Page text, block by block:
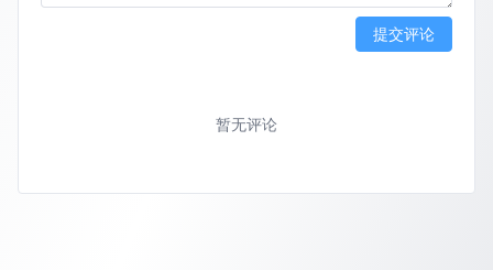
提交评论
暂无评论